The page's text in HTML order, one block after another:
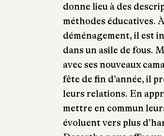
donne lieu à des
méthodes éducatives.
déménagement, il est
dans un asile de fous.
avec ses nouveaux
fête de fin d’année, il
leurs relations. En
mettre en commun
évoluent vers plus